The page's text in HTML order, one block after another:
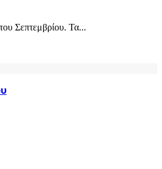
Σεπτεμβρίου. Τα...